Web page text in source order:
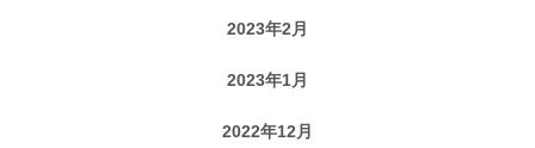
2023年2月
2023年1月
2022年12月